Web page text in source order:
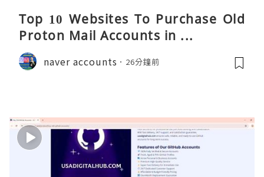
Top 10 Websites To Purchase Old
Proton Mail Accounts in ...
naver accounts 26分鐘前